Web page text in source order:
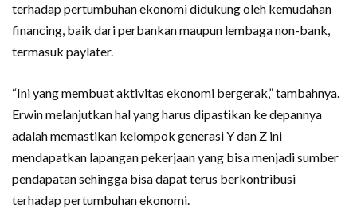
terhadap pertumbuhan ekonomi didukung oleh kemudahan
financing, baik dari perbankan maupun lembaga non-bank,
termasuk paylater.
“Ini yang membuat aktivitas ekonomi bergerak,” tambahnya.
Erwin melanjutkan hal yang harus dipastikan ke depannya
adalah memastikan kelompok generasi Y dan Z ini
mendapatkan lapangan pekerjaan yang bisa menjadi sumber
pendapatan sehingga bisa dapat terus berkontribusi
terhadap pertumbuhan ekonomi.